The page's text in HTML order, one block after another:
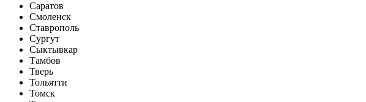
Саратов
Смоленск
Ставрополь
Сургут
Сыктывкар
Тамбов
Тверь
Тольятти
Томск